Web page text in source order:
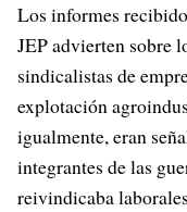
Los informes
JEP advierten sobre
sindicalistas de
explotación
igualmente, eran
integrantes de las
reivindicaba